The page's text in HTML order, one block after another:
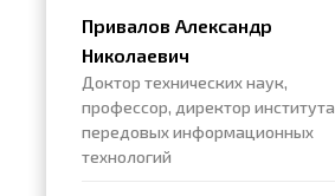
Привалов Александр
Николаевич
Доктор технических наук,
профессор, директор института
передовых информационных
технологий